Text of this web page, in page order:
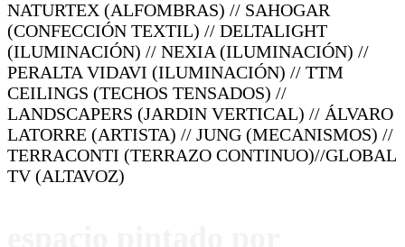
NATURTEX (ALFOMBRAS) // SAHOGAR
(CONFECCIÓN TEXTIL) // DELTALIGHT
(ILUMINACIÓN) // NEXIA (ILUMINACIÓN) //
PERALTA VIDAVI (ILUMINACIÓN) // TTM
CEILINGS (TECHOS TENSADOS) //
LANDSCAPERS (JARDIN VERTICAL) // ÁLVARO
LATORRE (ARTISTA) // JUNG (MECANISMOS) //
TERRACONTI (TERRAZO CONTINUO)//GLOBAL
TV (ALTAVOZ)